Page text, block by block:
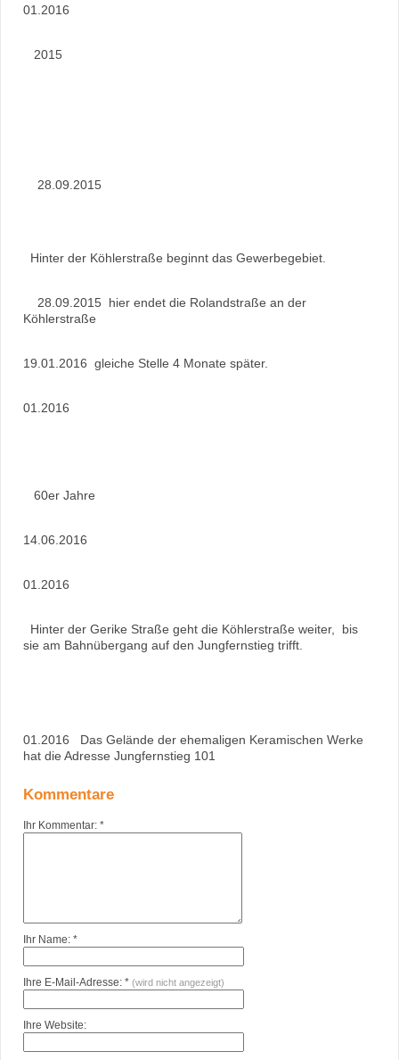
01.2016
2015
28.09.2015
Hinter der Köhlerstraße beginnt das Gewerbegebiet.
28.09.2015 hier endet die Rolandstraße an der
Köhlerstraße
19.01.2016 gleiche Stelle 4 Monate später.
01.2016
60er Jahre
14.06.2016
01.2016
Hinter der Gerike Straße geht die Köhlerstraße weiter, bis
sie am Bahnübergang auf den Jungfernstieg trifft.
01.2016 Das Gelände der ehemaligen Keramischen Werke
hat die Adresse Jungfernstieg 101
Kommentare
Ihr Kommentar: *
Ihr Name: *
Ihre E-Mail-Adresse: * (wird nicht angezeigt)
Ihre Website: